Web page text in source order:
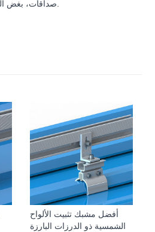
أفضل مشبك تثبيت الألواح
الشمسية ذو الدرزات البارزة